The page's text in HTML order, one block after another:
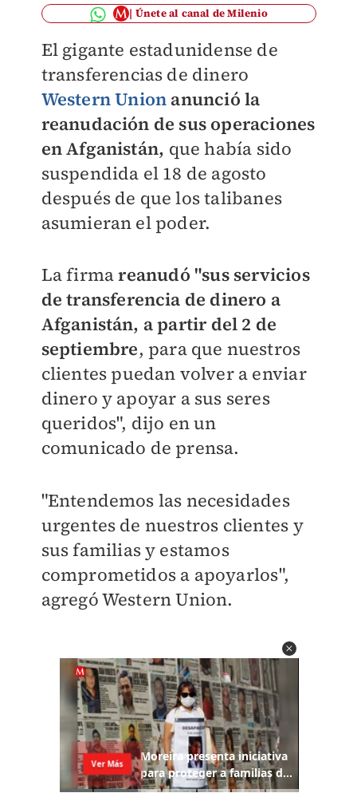
Únete al canal de Milenio
El gigante estadunidense de
transferencias de dinero
Western Union anunció la
reanudación de sus operaciones
en Afganistán, que había sido
suspendida el 18 de agosto
después de que los talibanes
asumieran el poder.
La firmareanudó "sus servicios
de transferencia de dinero a
Afganistán, a partir del 2 de
septiembre, para que nuestros
clientes puedan volver a enviar
dinero y apoyar a sus seres
queridos", dijo en un
comunicado de prensa.
"Entendemos las necesidades
urgentes de nuestros clientes y
sus familias y estamos
comprometidos a apoyarlos",
agregó Western Union.